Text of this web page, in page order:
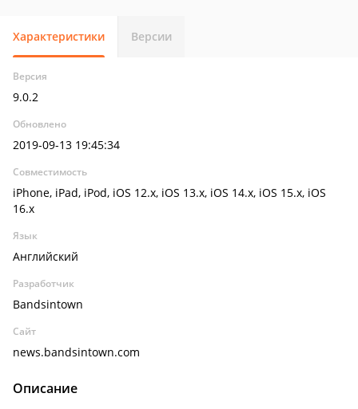
Характеристики Версии
Версия
9.0.2
Обновлено
2019-09-13 19:45:34
Совместимость
iPhone, iPad, iPod, iOS 12.x, iOS 13.x, iOS 14.x, iOS 15.x, iOS
16.x
Язык
Английский
Разработчик
Bandsintown
Сайт
news.bandsintown.com
Описание